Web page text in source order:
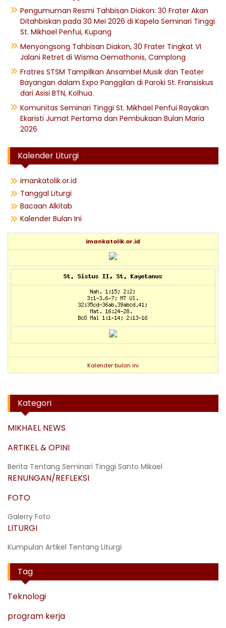
Pengumuman Resmi Tahbisan Diakon: 30 Frater Akan
Ditahbiskan pada 30 Mei 2026 di Kapela Seminari Tinggi
St. Mikhael Penfui, Kupang
Menyongsong Tahbisan Diakon, 30 Frater Tingkat VI
Jalani Retret di Wisma Oemathonis, Camplong
Fratres STSM Tampilkan Ansambel Musik dan Teater
Bayangan dalam Expo Panggilan di Paroki St. Fransiskus
dari Asisi BTN, Kolhua.
Komunitas Seminari Tinggi St. Mikhael Penfui Rayakan
Ekaristi Jumat Pertama dan Pembukaan Bulan Maria
2026
Kalender Liturgi
imankatolik.or.id
Tanggal Liturgi
Bacaan Alkitab
Kalender Bulan Ini
imankatolik.or.id
Kalender bulan ini
Kategori
MIKHAEL NEWS
ARTIKEL & OPINI
Berita Tentang Seminari Tinggi Santo Mikael
RENUNGAN/REFLEKSI
FOTO
Galerry Foto
LITURGI
Kumpulan Artikel Tentang Liturgi
Tag
Teknologi
program kerja